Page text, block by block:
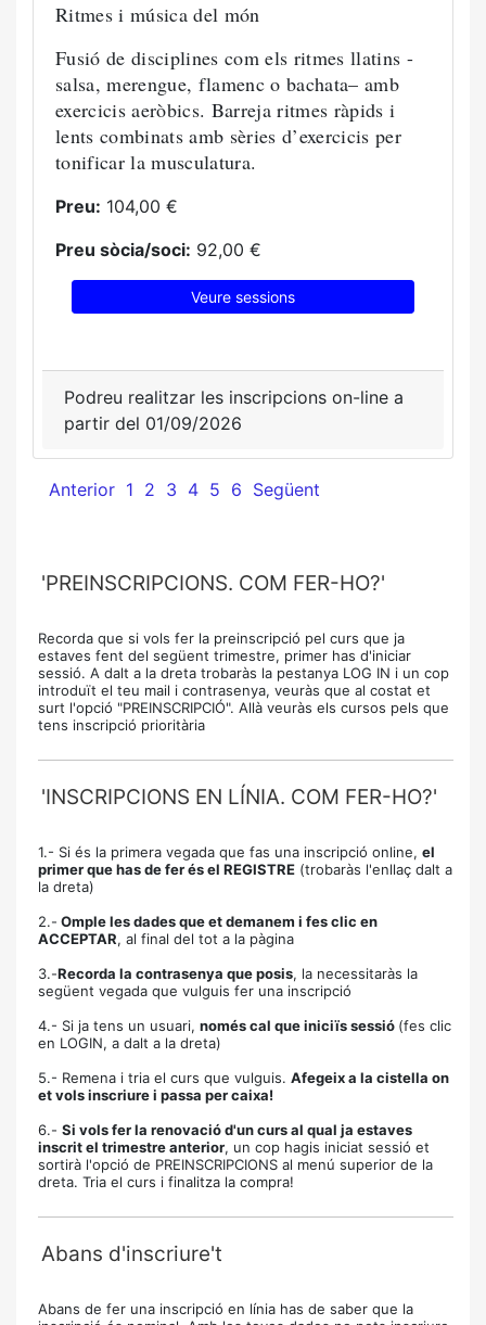
Ritmes i música del món
Fusió de disciplines com els ritmes llatins -
salsa, merengue, flamenc o bachata– amb
exercicis aeròbics. Barreja ritmes ràpids i
lents combinats amb sèries d’exercicis per
tonificar la musculatura.
Preu: 104,00 €
Preu sòcia/soci: 92,00 €
Veure sessions
Podreu realitzar les inscripcions on-line a
partir del 01/09/2026
Anterior 1 2 3 4 5 6 Següent
'PREINSCRIPCIONS. COM FER-HO?'
Recorda que si vols fer la preinscripció pel curs que ja
estaves fent del següent trimestre, primer has d'iniciar
sessió. A dalt a la dreta trobaràs la pestanya LOG IN i un cop
introduït el teu mail i contrasenya, veuràs que al costat et
surt l'opció "PREINSCRIPCIÓ". Allà veuràs els cursos pels que
tens inscripció prioritària
'INSCRIPCIONS EN LÍNIA. COM FER-HO?'
1.- Si és la primera vegada que fas una inscripció online, el
primer que has de fer és el REGISTRE (trobaràs l'enllaç dalt a
la dreta)
2.- Omple les dades que et demanem i fes clic en
ACCEPTAR, al final del tot a la pàgina
3.-Recorda la contrasenya que posis, la necessitaràs la
següent vegada que vulguis fer una inscripció
4.- Si ja tens un usuari, només cal que iniciïs sessió (fes clic
en LOGIN, a dalt a la dreta)
5.- Remena i tria el curs que vulguis. Afegeix a la cistella on
et vols inscriure i passa per caixa!
6.- Si vols fer la renovació d'un curs al qual ja estaves
inscrit el trimestre anterior, un cop hagis iniciat sessió et
sortirà l'opció de PREINSCRIPCIONS al menú superior de la
dreta. Tria el curs i finalitza la compra!
Abans d'inscriure't
Abans de fer una inscripció en línia has de saber que la